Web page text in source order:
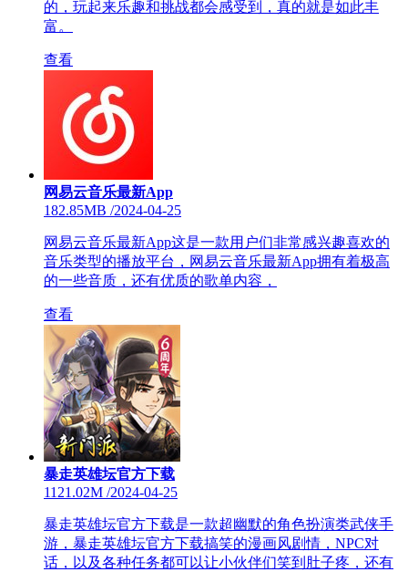
的，玩起来乐趣和挑战都会感受到，真的就是如此丰
富。
查看
网易云音乐最新App
182.85MB /2024-04-25
网易云音乐最新App这是一款用户们非常感兴趣喜欢的
音乐类型的播放平台，网易云音乐最新App拥有着极高
的一些音质，还有优质的歌单内容，
查看
暴走英雄坛官方下载
1121.02M /2024-04-25
暴走英雄坛官方下载是一款超幽默的角色扮演类武侠手
游，暴走英雄坛官方下载搞笑的漫画风剧情，NPC对
话，以及各种任务都可以让小伙伴们笑到肚子疼，还有